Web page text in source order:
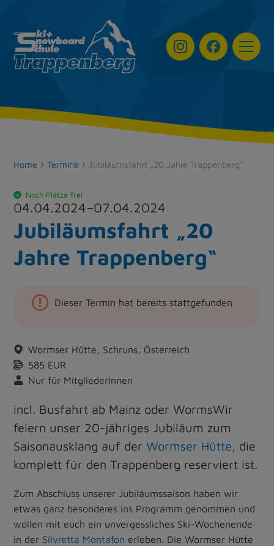
Home Termine Jubiläumsfahrt „20 Jahre Trappenberg“
Noch Plätze frei
04.04.2024–07.04.2024
Jubiläumsfahrt „20
Jahre Trappenberg“
Dieser Termin hat bereits stattgefunden
Wormser Hütte, Schruns, Österreich
585 EUR
Nur für MitgliederInnen
incl. Busfahrt ab Mainz oder WormsWir
feiern unser 20-jähriges Jubiläum zum
Saisonausklang auf derWormser Hütte, die
komplett für den Trappenberg reserviert ist.
Zum Abschluss unserer Jubiläumssaison haben wir
etwas ganz besonderes ins Programm genommen und
wollen mit euch ein unvergessliches Ski-Wochenende
in der Silvretta Montafon erleben. Die Wormser Hütte